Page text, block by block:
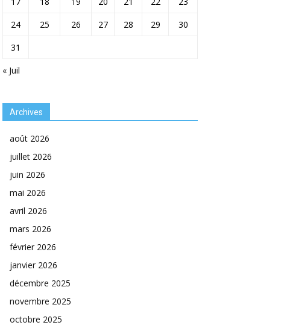
« Juil
24
25 26 27 28 29
30
31
Archives
août 2026
juillet 2026
juin 2026
mai 2026
avril 2026
mars 2026
février 2026
janvier 2026
décembre 2025
novembre 2025
octobre 2025